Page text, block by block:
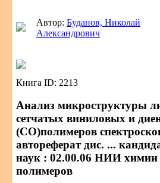
Автор:Буданов, Николай
Александрович
Книга ID: 2213
Анализ микроструктуры
сетчатых виниловых и
(CO)полимеров
автореферат дис. ...
наук : 02.00.06 НИИ химии
полимеров